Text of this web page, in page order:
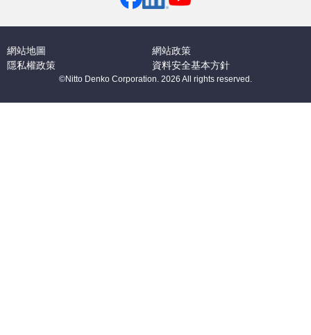
網站地圖
網站政策
隱私權政策
資料安全基本方針
©Nitto Denko Corporation. 2026 All rights reserved.